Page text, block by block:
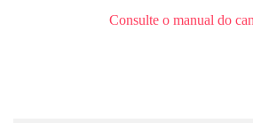
Consulte o manual do